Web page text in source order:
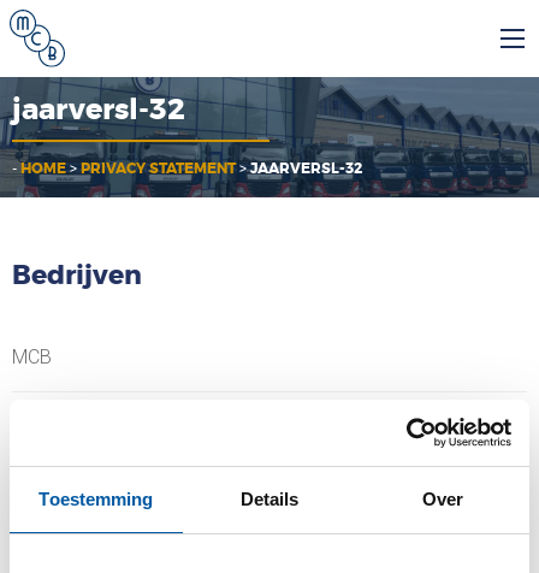
Toestemming Details Over
jaarversl-32
-HOME> PRIVACY STATEMENT>JAARVERSL-32
Bedrijven
MCB
MCB Direct